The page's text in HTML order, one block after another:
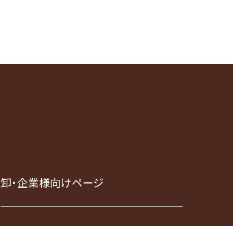
卸・企業様向けページ